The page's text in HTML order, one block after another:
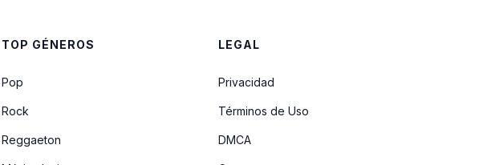
TOP GÉNEROS
Pop
Rock
Reggaeton
LEGAL
Privacidad
Términos de Uso
DMCA